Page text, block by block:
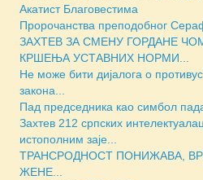
Акатист Благовестима
Пророчанства преподобног
ЗАХТЕВ ЗА СМЕНУ ГОРДАНЕ
КРШЕЊА УСТАВНИХ НОРМИ...
Не може бити дијалога о
закона...
Пад председника као симбол
Захтев 212 српских
истополним заје...
ТРАНСРОДНОСТ ПОНИЖАВА,
ЖЕНЕ...